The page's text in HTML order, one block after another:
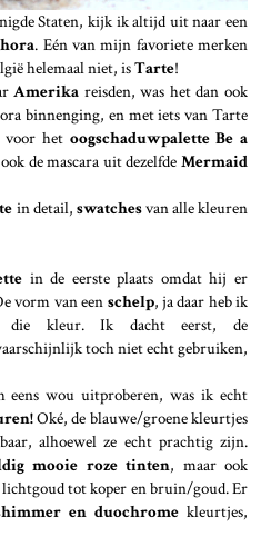
Staten, kijk ik altijd uit naar een
. Eén van mijn favoriete merken
helemaal niet, isTarte!
Amerika reisden, was het dan ook
binnenging, en met iets van Tarte
voor het oogschaduwpalette Be a
de mascara uit dezelfdeMermaid
in detail, swatchesvan alle kleuren
in de eerste plaats omdat hij er
vorm van eenschelp, ja daar heb ik
kleur. Ik dacht eerst, de
toch niet echt gebruiken,
wou uitproberen, was ik echt
Oké, de blauwe/groene kleurtjes
alhoewel ze echt prachtig zijn.
mooie roze tinten, maar ook
lichtgoud tot koper en bruin/goud. Er
en duochrome kleurtjes,